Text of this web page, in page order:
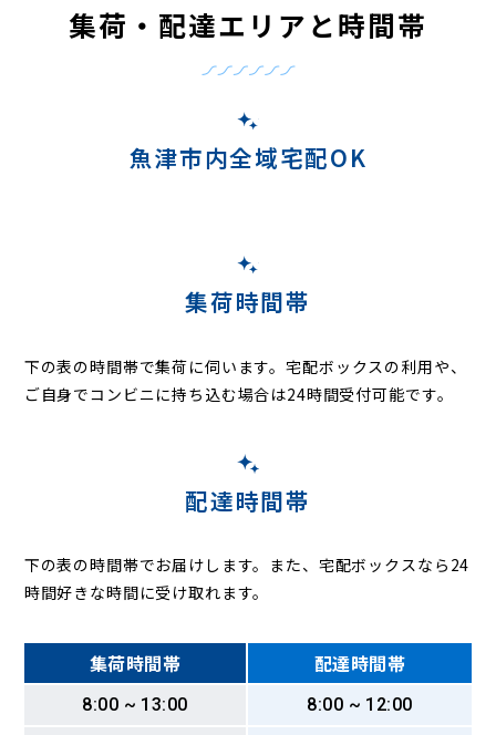
集荷・配達エリアと時間帯
魚津市内全域宅配OK
集荷時間帯
下の表の時間帯で集荷に伺います。宅配ボックスの利用や、
ご自身でコンビニに持ち込む場合は24時間受付可能です。
配達時間帯
下の表の時間帯でお届けします。また、宅配ボックスなら24
時間好きな時間に受け取れます。
集荷時間帯 配達時間帯
8:00 ~ 13:00
8:00 ~ 12:00